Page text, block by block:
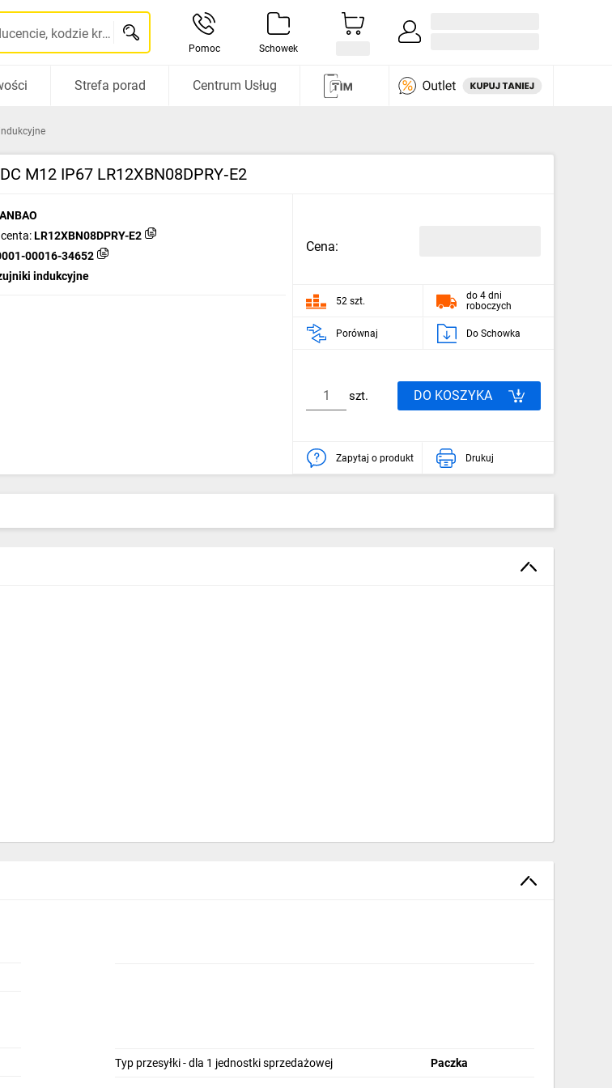
Szukaj po nazwie, indeksie, producencie, kodzie kreskowym...
Pomoc Schowek
Strefa porad Centrum Usług
M12 IP67 LR12XBN08DPRY‑E2
LR12XBN08DPRY-E2
00016-34652
indukcyjne
Cena:
52 szt.
do 4 dni
roboczych
Porównaj Do Schowka
szt. DO KOSZYKA
Zapytaj o produkt Drukuj
Typ przesyłki - dla 1 jednostki sprzedażowej Paczka